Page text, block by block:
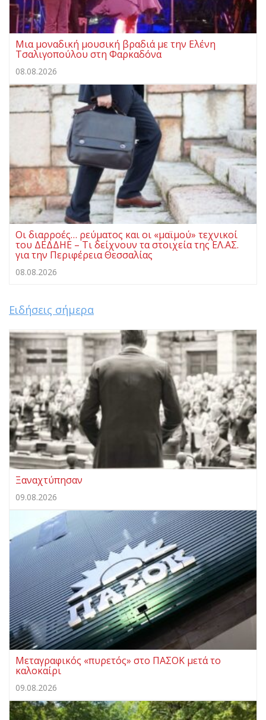
Μια μοναδική μουσική βραδιά με την Ελένη
Τσαλιγοπούλου στη Φαρκαδόνα
08.08.2026
Οι διαρροές… ρεύματος και οι «μαϊμού» τεχνικοί
του ΔΕΔΔΗΕ – Τι δείχνουν τα στοιχεία της ΕΛ.ΑΣ.
για την Περιφέρεια Θεσσαλίας
08.08.2026
Ειδήσεις σήμερα
Ξαναχτύπησαν
09.08.2026
Μεταγραφικός «πυρετός» στο ΠΑΣΟΚ μετά το
καλοκαίρι
09.08.2026